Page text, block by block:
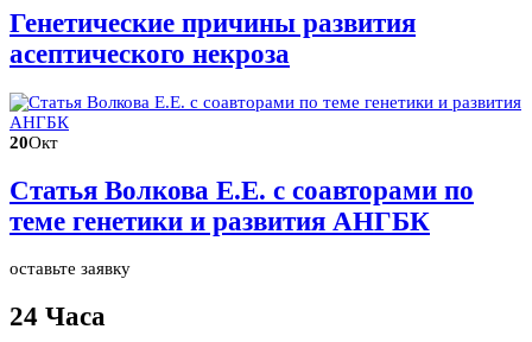
Генетические причины развития
асептического некроза
20Окт
Статья Волкова Е.Е. с соавторами по
теме генетики и развития АНГБК
оставьте заявку
24 Часа